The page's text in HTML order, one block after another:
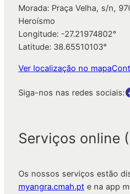
Morada: Praça Velha, s/n,
Heroísmo
Longitude: -27.21974802°
Latitude: 38.65510103°
Ver localização no mapa
Siga-nos nas redes sociais:Botão para a página da autarquia no Facebook
Serviços online
Os nossos serviços estão
myangra.cmah.pt e na app